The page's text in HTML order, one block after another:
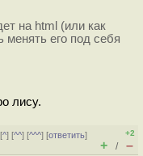
на html (или как
менять его под себя
лису.
^] [^^] [^^^] [ответить]
+2
+ / –